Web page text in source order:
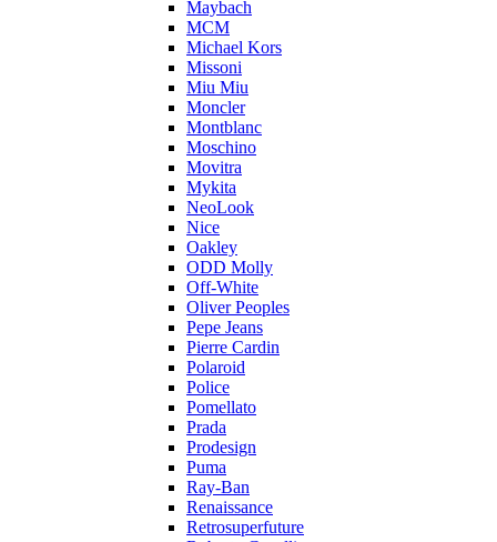
Maybach
MCM
Michael Kors
Missoni
Miu Miu
Moncler
Montblanc
Moschino
Movitra
Mykita
NeoLook
Nice
Oakley
ODD Molly
Off-White
Oliver Peoples
Pepe Jeans
Pierre Cardin
Polaroid
Police
Pomellato
Prada
Prodesign
Puma
Ray-Ban
Renaissance
Retrosuperfuture